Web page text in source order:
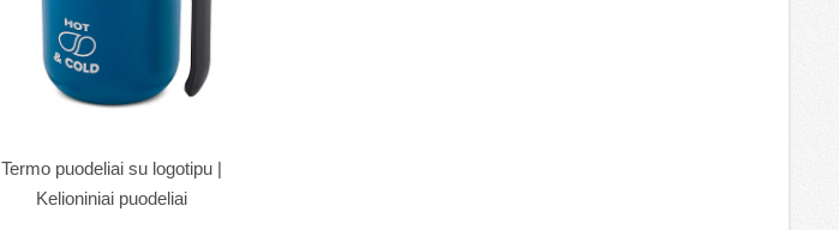
Termo puodeliai su logotipu |
Kelioniniai puodeliai